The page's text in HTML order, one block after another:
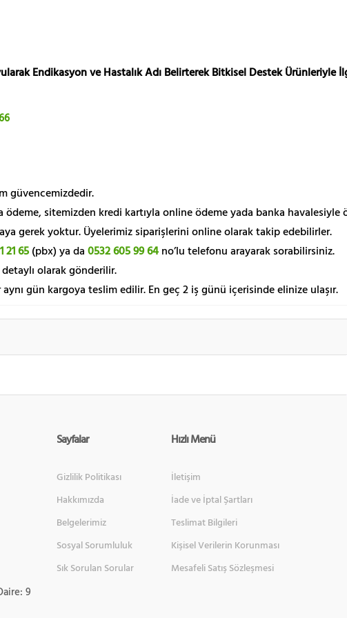
Endikasyon ve Hastalık Adı Belirterek Bitkisel Destek Ürünleriyle
güvencemizdedir.
ödeme, sitemizden kredi kartıyla online ödeme yada banka havalesiyle
gerek yoktur. Üyelerimiz siparişlerini online olarak takip edebilirler.
21 65 (pbx) ya da 0532 605 99 64 no’lu telefonu arayarak sorabilirsiniz.
olarak gönderilir.
gün kargoya teslim edilir. En geç 2 iş günü içerisinde elinize ulaşır.
9
Sayfalar
Gizlilik Politikası
Hakkımızda
Belgelerimiz
Sosyal Sorumluluk
Sık Sorulan Sorular
Hızlı Menü
İletişim
İade ve İptal Şartları
Teslimat Bilgileri
Kişisel Verilerin Korunması
Mesafeli Satış Sözleşmesi